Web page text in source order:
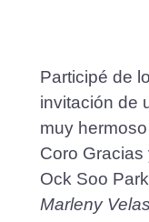
Participé de
invitación de
muy
Coro
Ock Soo
Marleny